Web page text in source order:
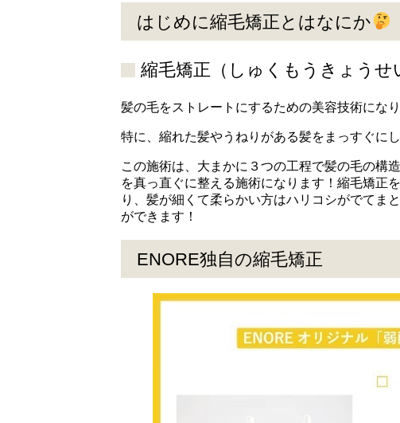
はじめに縮毛矯正とはなにか
縮毛矯正（しゅくもうきょうせ
髪の毛をストレートにするための美容技術になり
特に、縮れた髪やうねりがある髪をまっすぐに
この施術は、大まかに３つの工程で髪の毛の構
を真っ直ぐに整える施術になります！縮毛矯正
り、髪が細くて柔らかい方はハリコシがでてま
ができます！
ENORE独自の縮毛矯正